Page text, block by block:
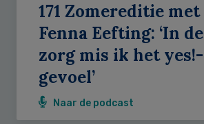
171 Zomereditie met
Fenna Eefting: ‘In de
zorg mis ik het yes!-
gevoel’
Naar de podcast